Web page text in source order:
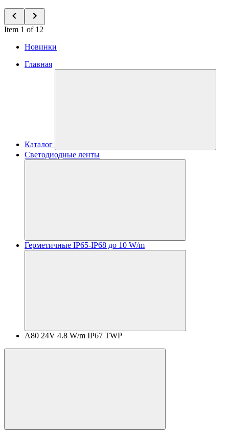
Item 1 of 12
Новинки
Главная
Каталог
Светодиодные ленты
Герметичные IP65-IP68 до 10 W/m
A80 24V 4.8 W/m IP67 TWP